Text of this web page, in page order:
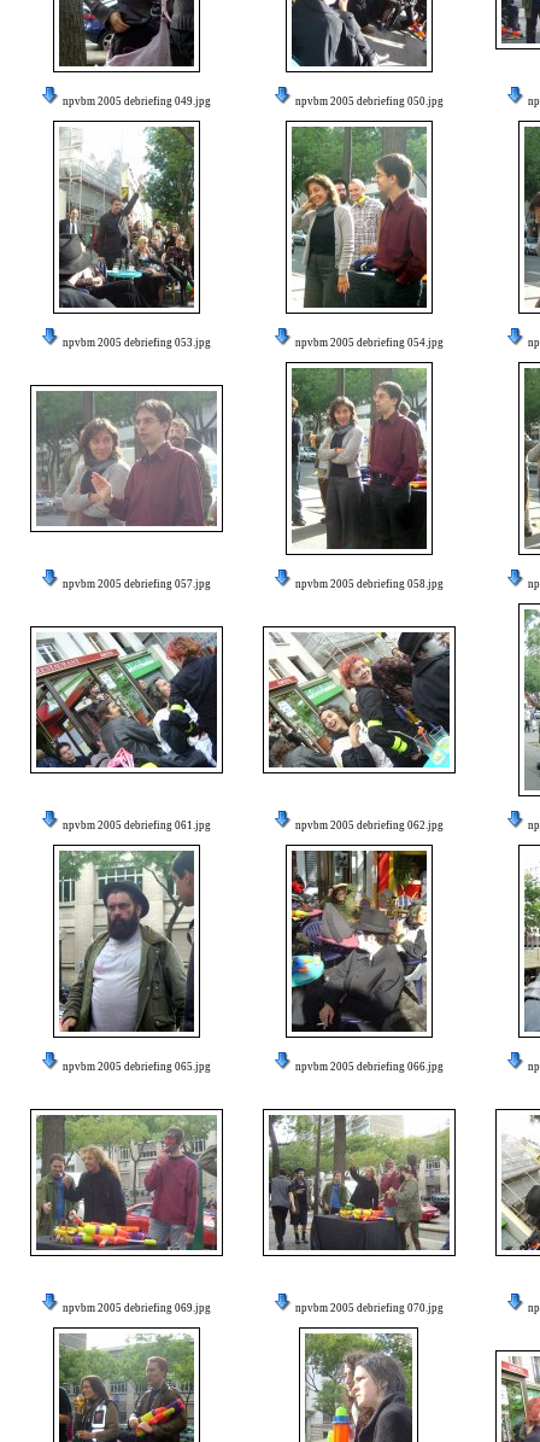
npvbm 2005 debriefing 049.jpg npvbm 2005 debriefing 050.jpg
npvbm 2005 debriefing 053.jpg npvbm 2005 debriefing 054.jpg
npvbm 2005 debriefing 057.jpg npvbm 2005 debriefing 058.jpg
npvbm 2005 debriefing 061.jpg npvbm 2005 debriefing 062.jpg
npvbm 2005 debriefing 065.jpg npvbm 2005 debriefing 066.jpg
npvbm 2005 debriefing 069.jpg npvbm 2005 debriefing 070.jpg